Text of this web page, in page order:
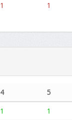
1 1
4 5
1 1